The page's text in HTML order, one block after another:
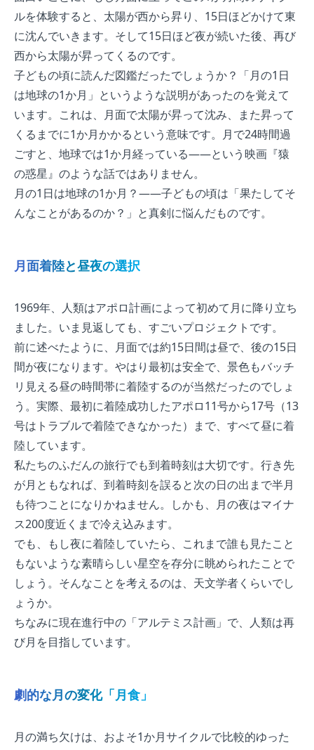
ルを体験すると、太陽が西から昇り、15日ほどかけて東
に沈んでいきます。そして15日ほど夜が続いた後、再び
西から太陽が昇ってくるのです。
子どもの頃に読んだ図鑑だったでしょうか？「月の1日
は地球の1か月」というような説明があったのを覚えて
います。これは、月面で太陽が昇って沈み、また昇って
くるまでに1か月かかるという意味です。月で24時間過
ごすと、地球では1か月経っている——という映画『猿
の惑星』のような話ではありません。
月の1日は地球の1か月？——子どもの頃は「果たしてそ
んなことがあるのか？」と真剣に悩んだものです。
月面着陸と昼夜の選択
1969年、人類はアポロ計画によって初めて月に降り立ち
ました。いま見返しても、すごいプロジェクトです。
前に述べたように、月面では約15日間は昼で、後の15日
間が夜になります。やはり最初は安全で、景色もバッチ
リ見える昼の時間帯に着陸するのが当然だったのでしょ
う。実際、最初に着陸成功したアポロ11号から17号（13
号はトラブルで着陸できなかった）まで、すべて昼に着
陸しています。
私たちのふだんの旅行でも到着時刻は大切です。行き先
が月ともなれば、到着時刻を誤ると次の日の出まで半月
も待つことになりかねません。しかも、月の夜はマイナ
ス200度近くまで冷え込みます。
でも、もし夜に着陸していたら、これまで誰も見たこと
もないような素晴らしい星空を存分に眺められたことで
しょう。そんなことを考えるのは、天文学者くらいでし
ょうか。
ちなみに現在進行中の「アルテミス計画」で、人類は再
び月を目指しています。
劇的な月の変化「月食」
月の満ち欠けは、およそ1か月サイクルで比較的ゆった